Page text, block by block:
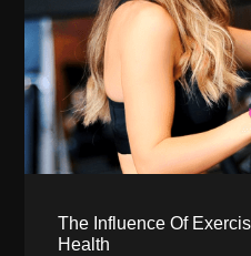
The Influence Of
Health